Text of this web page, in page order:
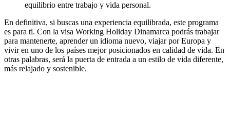
equilibrio entre trabajo y vida personal.
En definitiva, si buscas una experiencia equilibrada, este programa
es para ti. Con la visa Working Holiday Dinamarca podrás trabajar
para mantenerte, aprender un idioma nuevo, viajar por Europa y
vivir en uno de los países mejor posicionados en calidad de vida. En
otras palabras, será la puerta de entrada a un estilo de vida diferente,
más relajado y sostenible.